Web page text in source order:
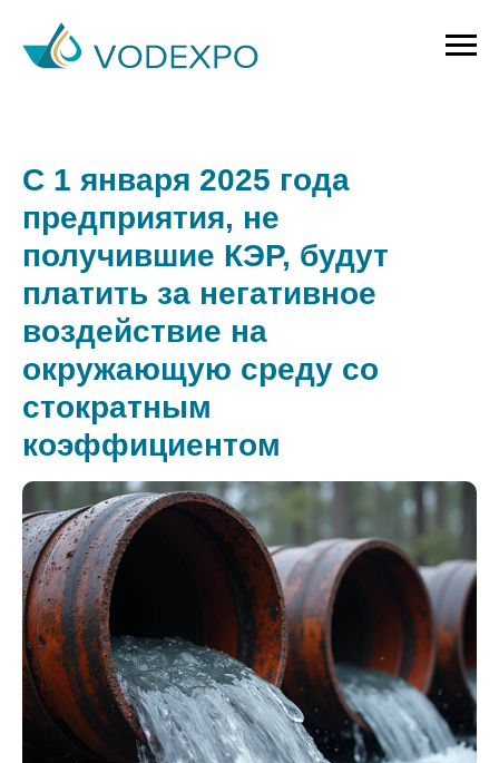
С 1 января 2025 года
предприятия, не
получившие КЭР, будут
платить за негативное
воздействие на
окружающую среду со
стократным
коэффициентом